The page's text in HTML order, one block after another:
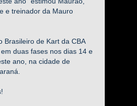
e treinador da Mauro
Brasileiro de Kart da CBA
duas fases nos dias 14 e
ano, na cidade de